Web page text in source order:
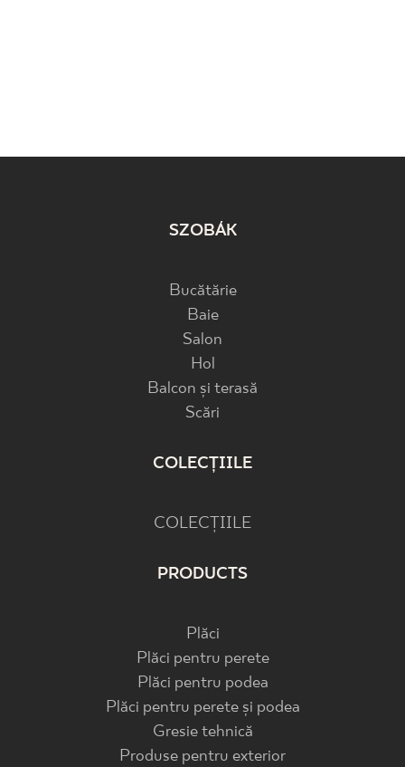
SZOBÁK
Bucătărie
Baie
Salon
Hol
Balcon și terasă
Scări
COLECȚIILE
COLECȚIILE
PRODUCTS
Plăci
Plăci pentru perete
Plăci pentru podea
Plăci pentru perete și podea
Gresie tehnică
Produse pentru exterior